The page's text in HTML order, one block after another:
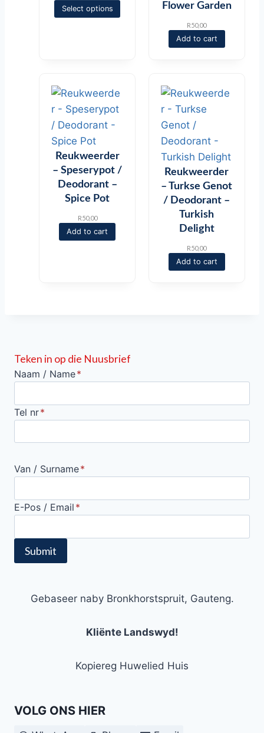
R
1
1
0
0
t
h
g
Select options
Flower Garden
R50,00
Add to cart
Reukweerder
– Speserypot /
Deodorant –
Spice Pot
R50,00
Add to cart
Reukweerder
– Turkse Genot
/ Deodorant –
Turkish
Delight
R50,00
Add to cart
Teken in op die Nuusbrief
Naam / Name*
Tel nr*
Van / Surname*
E-Pos / Email *
Submit
Gebaseer naby Bronkhorstspruit, Gauteng.
Kliënte Landswyd!
Kopiereg Huwelied Huis
VOLG ONS HIER